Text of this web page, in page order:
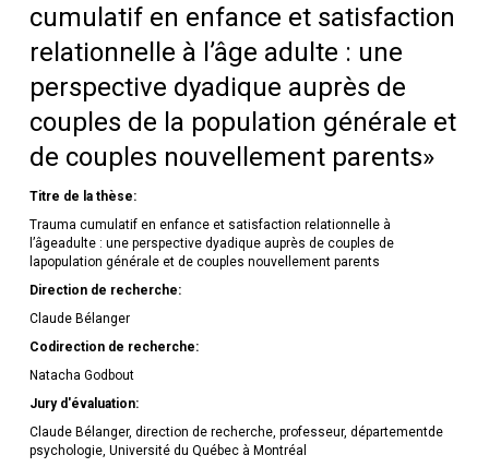
cumulatif en enfance et satisfaction
relationnelle à l’âge adulte : une
perspective dyadique auprès de
couples de la population générale et
de couples nouvellement parents»
Titre de la thèse:
Trauma cumulatif en enfance et satisfaction relationnelle à
l’âgeadulte : une perspective dyadique auprès de couples de
lapopulation générale et de couples nouvellement parents
Direction de recherche:
Claude Bélanger
Codirection de recherche:
Natacha Godbout
Jury d'évaluation:
Claude Bélanger, direction de recherche, professeur, départementde
psychologie, Université du Québec à Montréal